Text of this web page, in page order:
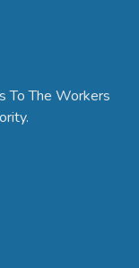
To The Workers